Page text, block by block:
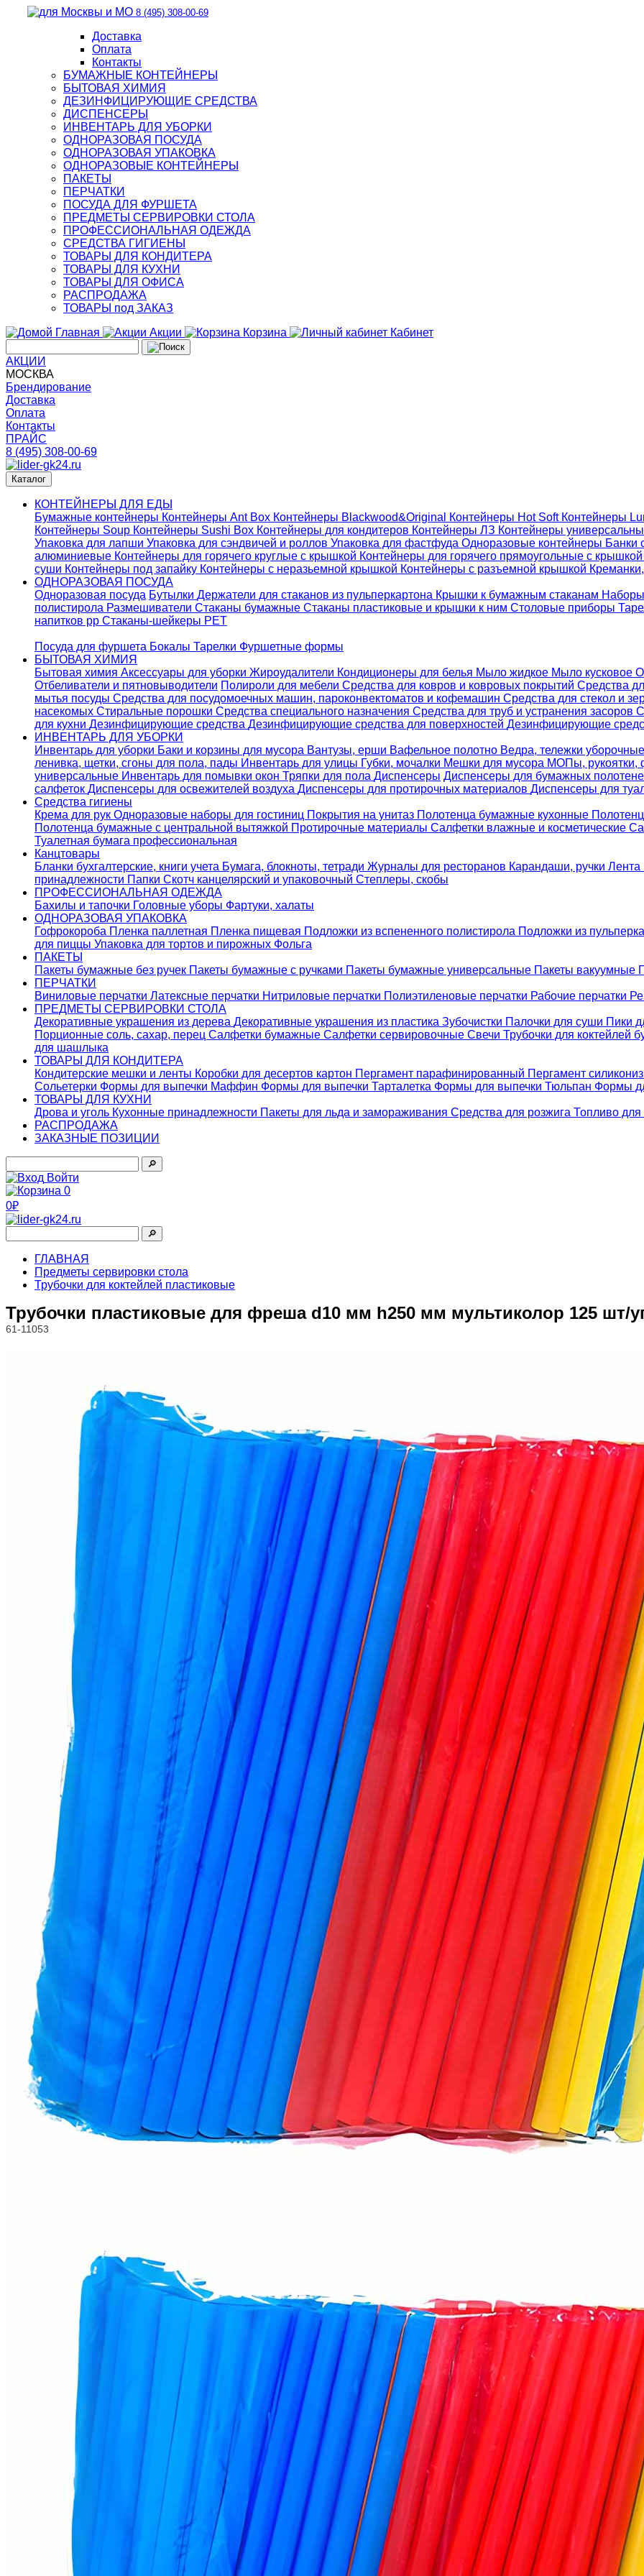
8 (495) 308-00-69
Доставка
Оплата
Контакты
БУМАЖНЫЕ КОНТЕЙНЕРЫ
БЫТОВАЯ ХИМИЯ
ДЕЗИНФИЦИРУЮЩИЕ СРЕДСТВА
ДИСПЕНСЕРЫ
ИНВЕНТАРЬ ДЛЯ УБОРКИ
ОДНОРАЗОВАЯ ПОСУДА
ОДНОРАЗОВАЯ УПАКОВКА
ОДНОРАЗОВЫЕ КОНТЕЙНЕРЫ
ПАКЕТЫ
ПЕРЧАТКИ
ПОСУДА ДЛЯ ФУРШЕТА
ПРЕДМЕТЫ СЕРВИРОВКИ СТОЛА
ПРОФЕССИОНАЛЬНАЯ ОДЕЖДА
СРЕДСТВА ГИГИЕНЫ
ТОВАРЫ ДЛЯ КОНДИТЕРА
ТОВАРЫ ДЛЯ КУХНИ
ТОВАРЫ ДЛЯ ОФИСА
РАСПРОДАЖА
ТОВАРЫ под ЗАКАЗ
Главная
Акции Корзина Кабинет
АКЦИИ
МОСКВА
Брендирование
Доставка
Оплата
Контакты
ПРАЙС
8 (495) 308-00-69
Каталог
КОНТЕЙНЕРЫ ДЛЯ ЕДЫ
Бумажные контейнеры Контейнеры Ant Box Контейнеры Blackwood&Original Контейнеры Hot Soft Контейнеры
Контейнеры Soup Контейнеры Sushi Box Контейнеры для кондитеров Контейнеры ЛЗ Контейнеры
Упаковка для лапши Упаковка для сэндвичей и роллов Упаковка для фастфуда Одноразовые контейнеры Банки
алюминиевые Контейнеры для горячего круглые с крышкой Контейнеры для горячего прямоугольные с
суши Контейнеры под запайку Контейнеры с неразьемной крышкой Контейнеры с разъемной крышкой
ОДНОРАЗОВАЯ ПОСУДА
Одноразовая посуда Бутылки Держатели для стаканов из пульперкартона Крышки к бумажным стаканам
полистирола Размешиватели Стаканы бумажные Стаканы пластиковые и крышки к ним Столовые приборы
напитков pp Стаканы-шейкеры PET
Посуда для фуршета Бокалы Тарелки Фуршетные формы
БЫТОВАЯ ХИМИЯ
Бытовая химия Аксессуары для уборки Жироудалители Кондиционеры для белья Мыло жидкое Мыло кусковое
Отбеливатели и пятновыводители Полироли для мебели Средства для ковров и ковровых покрытий Средства
мытья посуды Средства для посудомоечных машин, пароконвектоматов и кофемашин Средства для стекол и
насекомых Стиральные порошки Cредства специального назначения Средства для труб и устранения засоров
для кухни Дезинфицирующие средства Дезинфицирующие средства для поверхностей Дезинфицирующие
ИНВЕНТАРЬ ДЛЯ УБОРКИ
Инвентарь для уборки Баки и корзины для мусора Вантузы, ерши Вафельное полотно Ведра, тележки уборочные
ленивка, щетки, сгоны для пола, пады Инвентарь для улицы Губки, мочалки Мешки для мусора МОПы,
универсальные Инвентарь для помывки окон Тряпки для пола Диспенсеры Диспенсеры для бумажных
салфеток Диспенсеры для освежителей воздуха Диспенсеры для протирочных материалов Диспенсеры для
Средства гигиены
Крема для рук Одноразовые наборы для гостиниц Покрытия на унитаз Полотенца бумажные кухонные
Полотенца бумажные с центральной вытяжкой Протирочные материалы Салфетки влажные и косметические
Туалетная бумага профессиональная
Канцтовары
Бланки бухгалтерские, книги учета Бумага, блокноты, тетради Журналы для ресторанов Карандаши, ручки Лента
принадлежности Папки Скотч канцелярский и упаковочный Степлеры, скобы
ПРОФЕССИОНАЛЬНАЯ ОДЕЖДА
Бахилы и тапочки Головные уборы Фартуки, халаты
ОДНОРАЗОВАЯ УПАКОВКА
Гофрокороба Пленка паллетная Пленка пищевая Подложки из вспененного полистирола Подложки из
для пиццы Упаковка для тортов и пирожных Фольга
ПАКЕТЫ
Пакеты бумажные без ручек Пакеты бумажные с ручками Пакеты бумажные универсальные Пакеты вакуумные
ПЕРЧАТКИ
Виниловые перчатки Латексные перчатки Нитриловые перчатки Полиэтиленовые перчатки Рабочие перчатки
ПРЕДМЕТЫ СЕРВИРОВКИ СТОЛА
Декоративные украшения из дерева Декоративные украшения из пластика Зубочистки Палочки для суши Пики
Порционные соль, сахар, перец Салфетки бумажные Салфетки сервировочные Свечи Трубочки для коктейлей
для шашлыка
ТОВАРЫ ДЛЯ КОНДИТЕРА
Кондитерские мешки и ленты Коробки для десертов картон Пергамент парафинированный Пергамент
Сольетерки Формы для выпечки Маффин Формы для выпечки Тарталетка Формы для выпечки Тюльпан Формы
ТОВАРЫ ДЛЯ КУХНИ
Дрова и уголь Кухонные принадлежности Пакеты для льда и замораживания Средства для розжига Топливо
РАСПРОДАЖА
ЗАКАЗНЫЕ ПОЗИЦИИ
🔎︎
Войти
0
0₽
🔎︎
ГЛАВНАЯ
Предметы сервировки стола
Трубочки для коктейлей пластиковые
Трубочки пластиковые для фреша d10 мм h250 мм мультиколор 125 шт/
61-11053